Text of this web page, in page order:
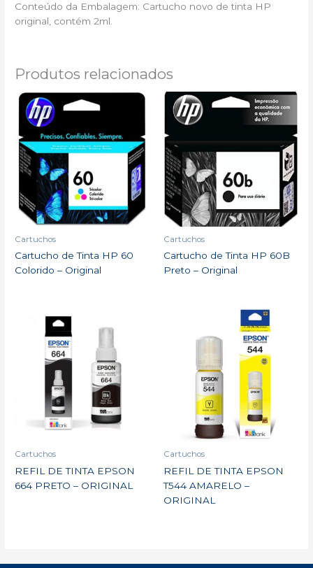
Conteúdo da Embalagem: Cartucho novo de tinta HP
original, contém 2ml.
Produtos relacionados
Cartuchos
Cartucho de Tinta HP 60
Colorido – Original
Cartuchos
Cartucho de Tinta HP 60B
Preto – Original
Cartuchos
REFIL DE TINTA EPSON
664 PRETO – ORIGINAL
Cartuchos
REFIL DE TINTA EPSON
T544 AMARELO –
ORIGINAL